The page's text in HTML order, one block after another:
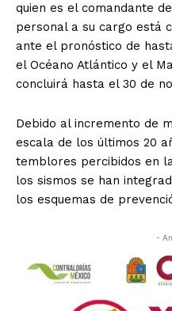
quien es el comandante
personal a su cargo está
ante el pronóstico de
el Océano Atlántico y el
concluirá hasta el 30 de
Debido al incremento de
escala de los últimos 20
temblores percibidos en
los sismos se han
los esquemas de
-